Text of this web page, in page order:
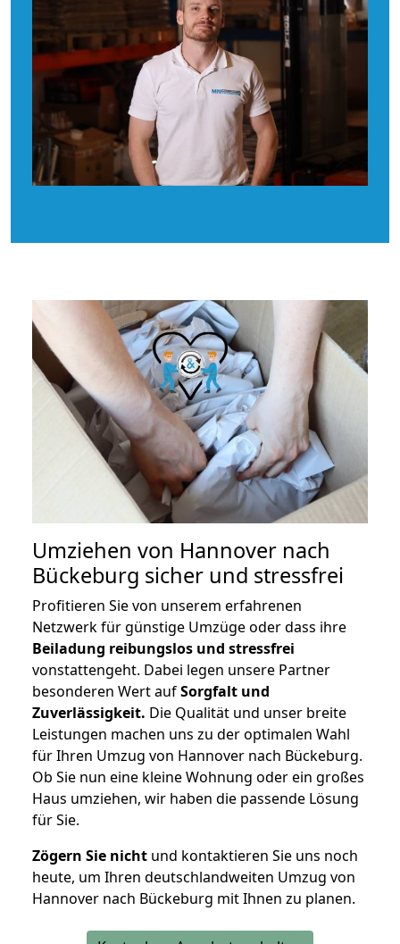
Umziehen von Hannover nach
Bückeburg sicher und stressfrei
Profitieren Sie von unserem erfahrenen
Netzwerk für günstige Umzüge oder dass ihre
Beiladung reibungslos und stressfrei
vonstattengeht. Dabei legen unsere Partner
besonderen Wert aufSorgfalt und
Zuverlässigkeit. Die Qualität und unser breite
Leistungen machen uns zu der optimalen Wahl
für Ihren Umzug von Hannover nach Bückeburg.
Ob Sie nun eine kleine Wohnung oder ein großes
Haus umziehen, wir haben die passende Lösung
für Sie.
Zögern Sie nicht und kontaktieren Sie uns noch
heute, um Ihren deutschlandweiten Umzug von
Hannover nach Bückeburg mit Ihnen zu planen.